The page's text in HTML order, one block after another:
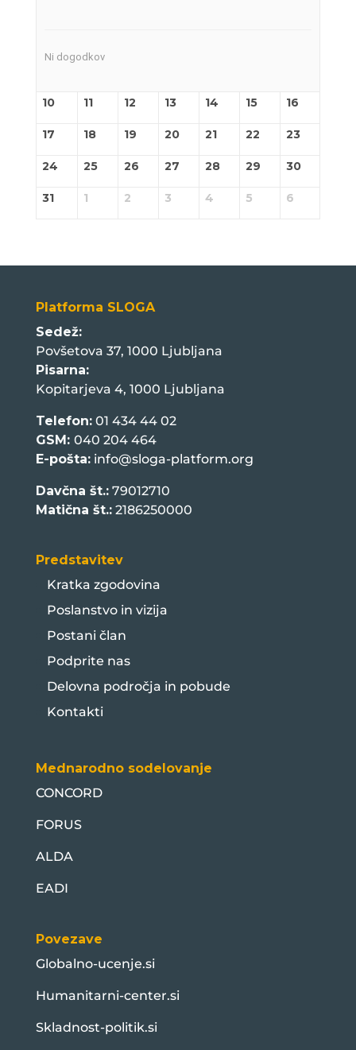
Ni dogodkov
10 11 12 13 14 15 16
17 18 19 20 21 22 23
24 25 26 27 28 29 30
31 1 2 3 4 5 6
Platforma SLOGA
Sedež:
Povšetova 37, 1000 Ljubljana
Pisarna:
Kopitarjeva 4, 1000 Ljubljana
Telefon:01 434 44 02
GSM: 040 204 464
E-pošta: info@sloga-platform.org
Davčna št.:79012710
Matična št.:2186250000
Predstavitev
Kratka zgodovina
Poslanstvo in vizija
Postani član
Podprite nas
Delovna področja in pobude
Kontakti
Mednarodno sodelovanje
CONCORD
FORUS
ALDA
EADI
Povezave
Globalno-ucenje.si
Humanitarni-center.si
Skladnost-politik.si